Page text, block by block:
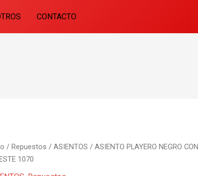
CONTACTO
/ Repuestos /ASIENTOS / ASIENTO PLAYERO NEGRO CON
1070